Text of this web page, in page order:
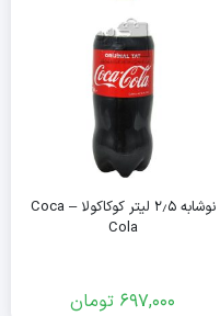
نوشابه ۲٫۵ لیتر کوکاکولا – Coca
Cola
697,000 تومان